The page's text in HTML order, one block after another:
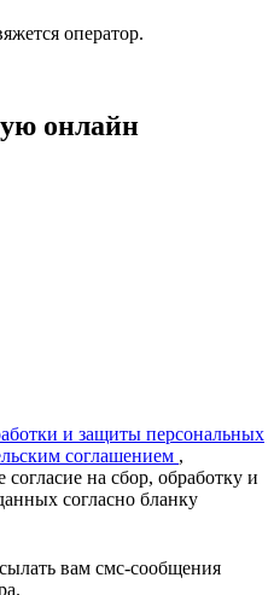
оператор.
онлайн
и защиты персональных
соглашением ,
на сбор, обработку и
согласно бланку
вам смс-сообщения